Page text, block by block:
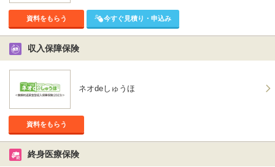
資料をもらう 今すぐ見積り・申込み
収入保障保険
ネオdeしゅうほ
資料をもらう
終身医療保険